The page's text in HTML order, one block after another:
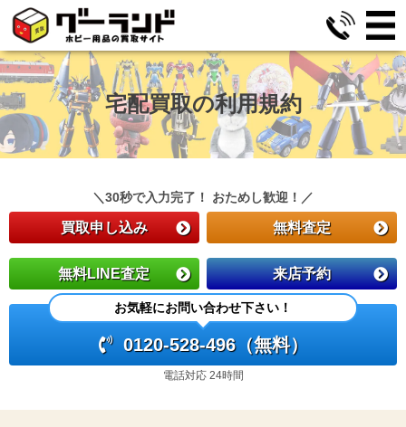
宅配買取の利用規約
＼30秒で入力完了！ おためし歓迎！／
買取申し込み 無料査定
無料LINE査定 来店予約
お気軽にお問い合わせ下さい！
0120-528-496（無料）
電話対応 24時間